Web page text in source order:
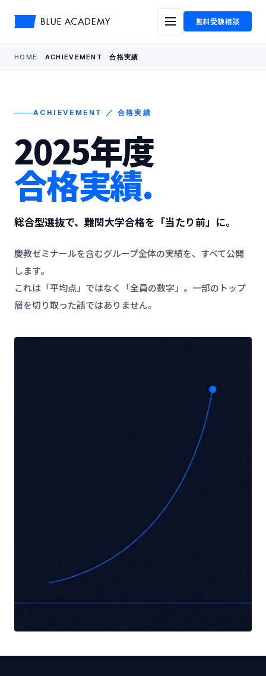
無料受験相談
HOME ACHIEVEMENT 合格実績
ACHIEVEMENT ／ 合格実績
2025年度
合格実績.
総合型選抜で、難関大学合格を「当たり前」に。
慶教ゼミナールを含むグループ全体の実績を、すべて公開
します。
これは「平均点」ではなく「全員の数字」。一部のトップ
層を切り取った話ではありません。